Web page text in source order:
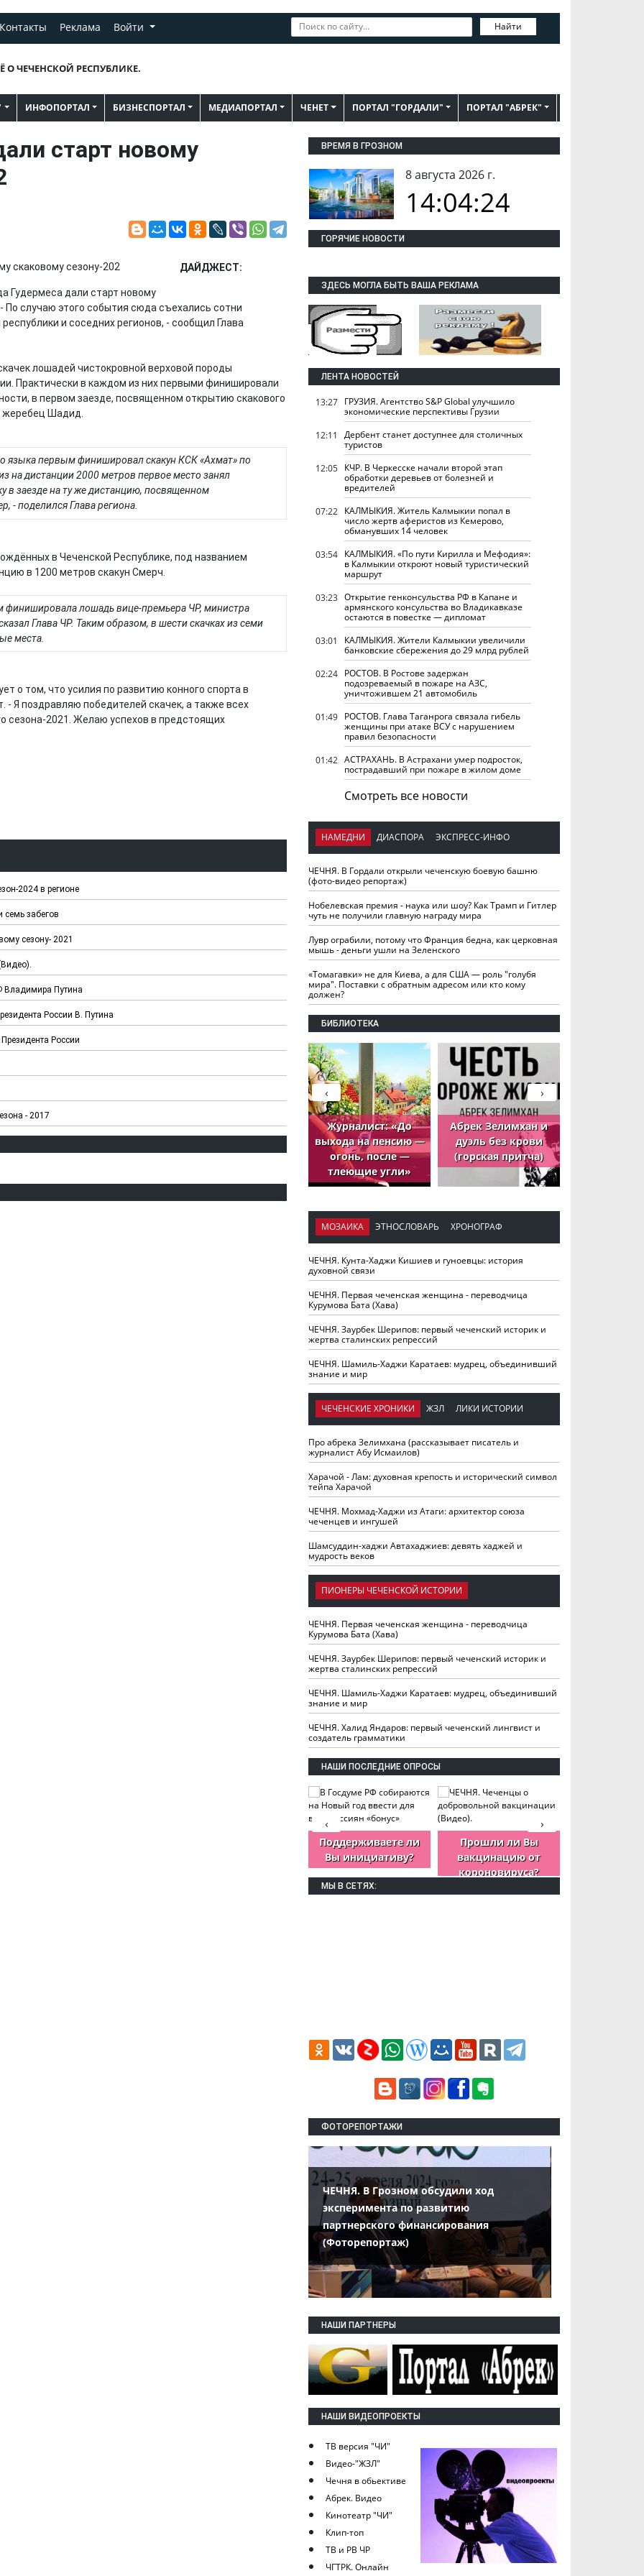
Контакты Реклама Войти Найти
О ЧЕЧЕНСКОЙ РЕСПУБЛИКЕ.
ИНФОПОРТАЛ БИЗНЕСПОРТАЛ МЕДИАПОРТАЛ ЧЕНЕТ ПОРТАЛ "ГОРДАЛИ" ПОРТАЛ "АБРЕК"
старт новому
ДАЙДЖЕСТ:
Гудермеса дали старт новому
По случаю этого события сюда съехались сотни
и соседних регионов, - сообщил Глава
лошадей чистокровной верховой породы
Практически в каждом из них первыми финишировали
в первом заезде, посвященном открытию скакового
жеребец Шадид.
языка первым финишировал скакун КСК «Ахмат» по
на дистанции 2000 метров первое место занял
заезде на ту же дистанцию, посвященном
- поделился Глава региона.
в Чеченской Республике, под названием
в 1200 метров скакун Смерч.
лошадь вице-премьера ЧР, министра
Глава ЧР. Таким образом, в шести скачках из семи
места.
о том, что усилия по развитию конного спорта в
Я поздравляю победителей скачек, а также всех
сезона-2021. Желаю успехов в предстоящих
2024 в регионе
семь забегов
сезону- 2021
Владимира Путина
России В. Путина
России
- 2017
ВРЕМЯ В ГРОЗНОМ
8 августа 2026 г.
14:04:25
ГОРЯЧИЕ НОВОСТИ
ЗДЕСЬ МОГЛА БЫТЬ ВАША РЕКЛАМА
ЛЕНТА НОВОСТЕЙ
13:27 ГРУЗИЯ. Агентство S&P Global улучшило
экономические перспективы Грузии
12:11
Дербент станет доступнее для столичных
туристов
12:05 КЧР. В Черкесске начали второй этап
обработки деревьев от болезней и
вредителей
07:22 КАЛМЫКИЯ. Житель Калмыкии попал в
число жертв аферистов из Кемерово,
обманувших 14 человек
03:54 КАЛМЫКИЯ. «По пути Кирилла и Мефодия»:
в Калмыкии откроют новый туристический
маршрут
03:23 Открытие генконсульства РФ в Капане и
армянского консульства во Владикавказе
остаются в повестке — дипломат
03:01
КАЛМЫКИЯ. Жители Калмыкии увеличили
банковские сбережения до 29 млрд рублей
02:24 РОСТОВ. В Ростове задержан
подозреваемый в пожаре на АЗС,
уничтожившем 21 автомобиль
01:49 РОСТОВ. Глава Таганрога связала гибель
женщины при атаке ВСУ с нарушением
правил безопасности
01:42 АСТРАХАНЬ. В Астрахани умер подросток,
пострадавший при пожаре в жилом доме
Смотреть все новости
НАМЕДНИ ДИАСПОРА ЭКСПРЕСС-ИНФО
ЧЕЧНЯ. В Гордали открыли чеченскую боевую башню
(фото-видео репортаж)
Нобелевская премия - наука или шоу? Как Трамп и Гитлер
чуть не получили главную награду мира
Лувр ограбили, потому что Франция бедна, как церковная
мышь - деньги ушли на Зеленского
«Томагавки» не для Киева, а для США — роль "голубя
мира". Поставки с обратным адресом или кто кому
должен?
БИБЛИОТЕКА
ЧЕЧНЯ. Обарг Варин
ЧЕЧНЯ. Хьаьжин
Журналист: «До
выхода на пенсию —
огонь, после —
тлеющие угли»
Абрек Зелимхан и
дуэль без крови
(горская притча)
›
‹
МОЗАИКА ЭТНОСЛОВАРЬ ХРОНОГРАФ
ЧЕЧНЯ. Кунта-Хаджи Кишиев и гуноевцы: история
духовной связи
ЧЕЧНЯ. Первая чеченская женщина - переводчица
Курумова Бата (Хава)
ЧЕЧНЯ. Заурбек Шерипов: первый чеченский историк и
жертва сталинских репрессий
ЧЕЧНЯ. Шамиль-Хаджи Каратаев: мудрец, объединивший
знание и мир
ЧЕЧЕНСКИЕ ХРОНИКИ ЖЗЛ ЛИКИ ИСТОРИИ
Про абрека Зелимхана (рассказывает писатель и
журналист Абу Исмаилов)
Харачой - Лам: духовная крепость и исторический символ
тейпа Харачой
ЧЕЧНЯ. Мохмад-Хаджи из Атаги: архитектор союза
чеченцев и ингушей
Шамсуддин-хаджи Автахаджиев: девять хаджей и
мудрость веков
ПИОНЕРЫ ЧЕЧЕНСКОЙ ИСТОРИИ
ЧЕЧНЯ. Первая чеченская женщина - переводчица
Курумова Бата (Хава)
ЧЕЧНЯ. Заурбек Шерипов: первый чеченский историк и
жертва сталинских репрессий
ЧЕЧНЯ. Шамиль-Хаджи Каратаев: мудрец, объединивший
знание и мир
ЧЕЧНЯ. Халид Яндаров: первый чеченский лингвист и
создатель грамматики
НАШИ ПОСЛЕДНИЕ ОПРОСЫ
Поддерживаете ли
Вы инициативу?
Прошли ли Вы
вакцинацию от
короновируса?
›
‹
МЫ В СЕТЯХ:
ФОТОРЕПОРТАЖИ
ЧЕЧНЯ. В Грозном обсудили ход
эксперимента по развитию
партнерского финансирования
(Фоторепортаж)
НАШИ ПАРТНЕРЫ
НАШИ ВИДЕОПРОЕКТЫ
ТВ версия "ЧИ"
Видео-"ЖЗЛ"
Чечня в обьективе
Абрек. Видео
Кинотеатр "ЧИ"
Клип-топ
ТВ и РВ ЧР
ЧГТРК. Онлайн